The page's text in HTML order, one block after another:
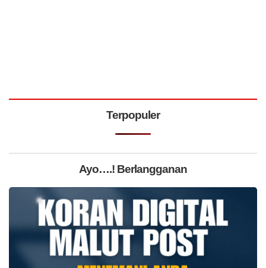
Terpopuler
Ayo….! Berlangganan